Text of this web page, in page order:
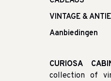
VINTAGE &
Aanbiedingen
CURIOSA
collection of